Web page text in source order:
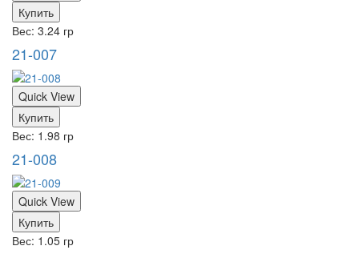
Купить
Вес: 3.24 гр
21-007
Quick View
Купить
Вес: 1.98 гр
21-008
Quick View
Купить
Вес: 1.05 гр